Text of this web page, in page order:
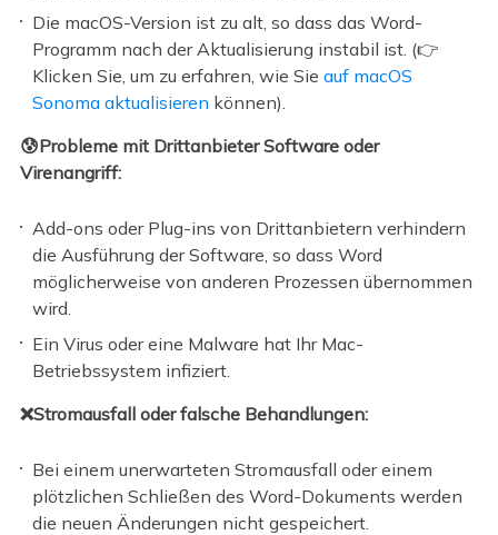
Die macOS-Version ist zu alt, so dass das Word-
Programm nach der Aktualisierung instabil ist. (👉
Klicken Sie, um zu erfahren, wie Sieauf macOS
Sonoma aktualisieren können).
😰Probleme mit Drittanbieter Software oder
Virenangriff:
Add-ons oder Plug-ins von Drittanbietern verhindern
die Ausführung der Software, so dass Word
möglicherweise von anderen Prozessen übernommen
wird.
Ein Virus oder eine Malware hat Ihr Mac-
Betriebssystem infiziert.
❌Stromausfall oder falsche Behandlungen:
Bei einem unerwarteten Stromausfall oder einem
plötzlichen Schließen des Word-Dokuments werden
die neuen Änderungen nicht gespeichert.